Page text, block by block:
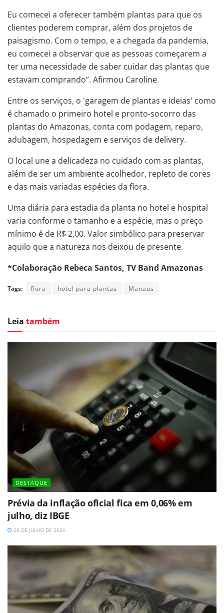
Eu comecei a oferecer também plantas para que os
clientes poderem comprar, além dos projetos de
paisagismo. Com o tempo, e a chegada da pandemia,
eu comecei a observar que as pessoas começarem a
ter uma necessidade de saber cuidar das plantas que
estavam comprando”. Afirmou Caroline.
Entre os serviços, o 'garagem de plantas e ideias' como
é chamado o primeiro hotel e pronto-socorro das
plantas do Amazonas, conta com podagem, reparo,
adubagem, hospedagem e serviços de delivery.
O local une a delicadeza no cuidado com as plantas,
além de ser um ambiente acolhedor, repleto de cores
e das mais variadas espécies da flora.
Uma diária para estadia da planta no hotel e hospital
varia conforme o tamanho e a espécie, mas o preço
mínimo é de R$ 2,00. Valor simbólico para preservar
aquilo que a natureza nos deixou de presente.
*Colaboração Rebeca Santos, TV Band Amazonas
Tags: flora hotel para plantas Manaus
Leia também
DESTAQUE
Prévia da inflação oficial fica em 0,06% em
julho, diz IBGE
28 DE JULHO DE 2026